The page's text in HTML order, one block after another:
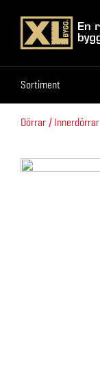
Sortiment
Dörrar Innerdörrar